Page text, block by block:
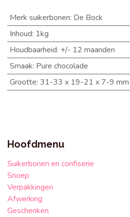
Merk suikerbonen: De Bock
Inhoud: 1kg
Houdbaarheid: +/- 12 maanden
Smaak: Pure chocolade
Grootte: 31-33 x 19-21 x 7-9 mm
Hoofdmenu
Suikerbonen en confiserie
Snoep
Verpakkingen
Afwerking
Geschenken